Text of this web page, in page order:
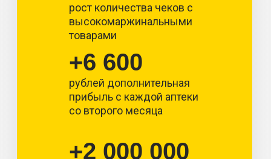
рост количества чеков с
высокомаржинальными
товарами
рублей дополнительная
прибыль с каждой аптеки
со второго месяца
+6 600
+2 000 000